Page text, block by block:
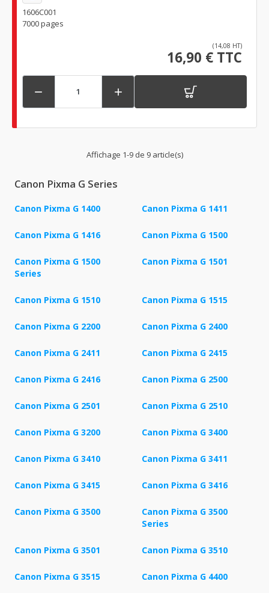
1606C001
7000 pages
(14,08 HT)
16,90 € TTC
 
Affichage 1-9 de 9 article(s)
Canon Pixma G Series
Canon Pixma G 1400 Canon Pixma G 1411
Canon Pixma G 1416 Canon Pixma G 1500
Canon Pixma G 1500
Series
Canon Pixma G 1501
Canon Pixma G 1510 Canon Pixma G 1515
Canon Pixma G 2200 Canon Pixma G 2400
Canon Pixma G 2411 Canon Pixma G 2415
Canon Pixma G 2416 Canon Pixma G 2500
Canon Pixma G 2501 Canon Pixma G 2510
Canon Pixma G 3200 Canon Pixma G 3400
Canon Pixma G 3410 Canon Pixma G 3411
Canon Pixma G 3415 Canon Pixma G 3416
Canon Pixma G 3500
Canon Pixma G 3500
Series
Canon Pixma G 3501 Canon Pixma G 3510
Canon Pixma G 3515 Canon Pixma G 4400